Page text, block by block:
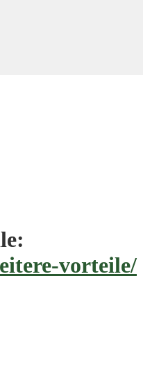
vorteile/